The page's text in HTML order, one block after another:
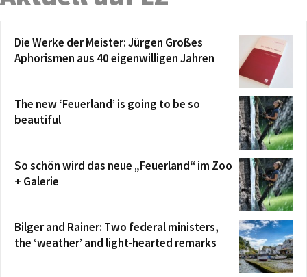
Die Werke der Meister: Jürgen Großes
Aphorismen aus 40 eigenwilligen Jahren
The new ‘Feuerland’ is going to be so
beautiful
So schön wird das neue „Feuerland“ im Zoo
+ Galerie
Bilger and Rainer: Two federal ministers,
the ‘weather’ and light-hearted remarks